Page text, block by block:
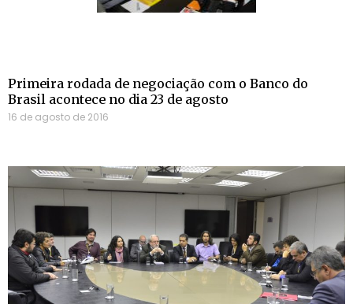
Primeira rodada de negociação com o Banco do
Brasil acontece no dia 23 de agosto
16 de agosto de 2016